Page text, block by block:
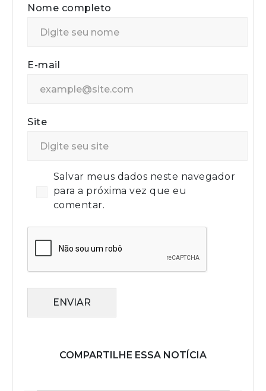
Nome completo
E-mail
Site
Salvar meus dados neste navegador
para a próxima vez que eu
comentar.
ENVIAR
COMPARTILHE ESSA NOTÍCIA